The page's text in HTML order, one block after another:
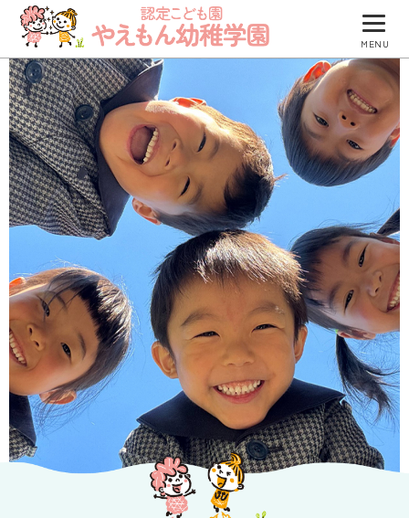
MENU
園について
園での生活
防災について
入園のご案内
園のブログ
つくしグループ